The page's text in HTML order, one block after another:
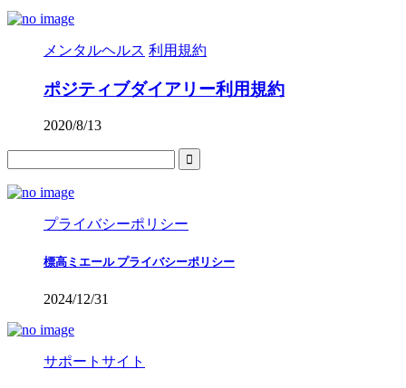
メンタルヘルス 利用規約
ポジティブダイアリー利用規約
2020/8/13
プライバシーポリシー
標高ミエール プライバシーポリシー
2024/12/31
サポートサイト